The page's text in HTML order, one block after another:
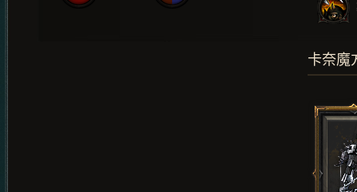
卡奈魔